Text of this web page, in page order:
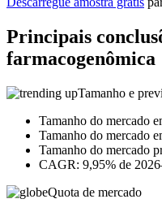
Principais
farmacogenômica
Tamanho e
Tamanho do mercado
Tamanho do mercado
Tamanho do mercado
CAGR: 9,95% de
Quota de mercado